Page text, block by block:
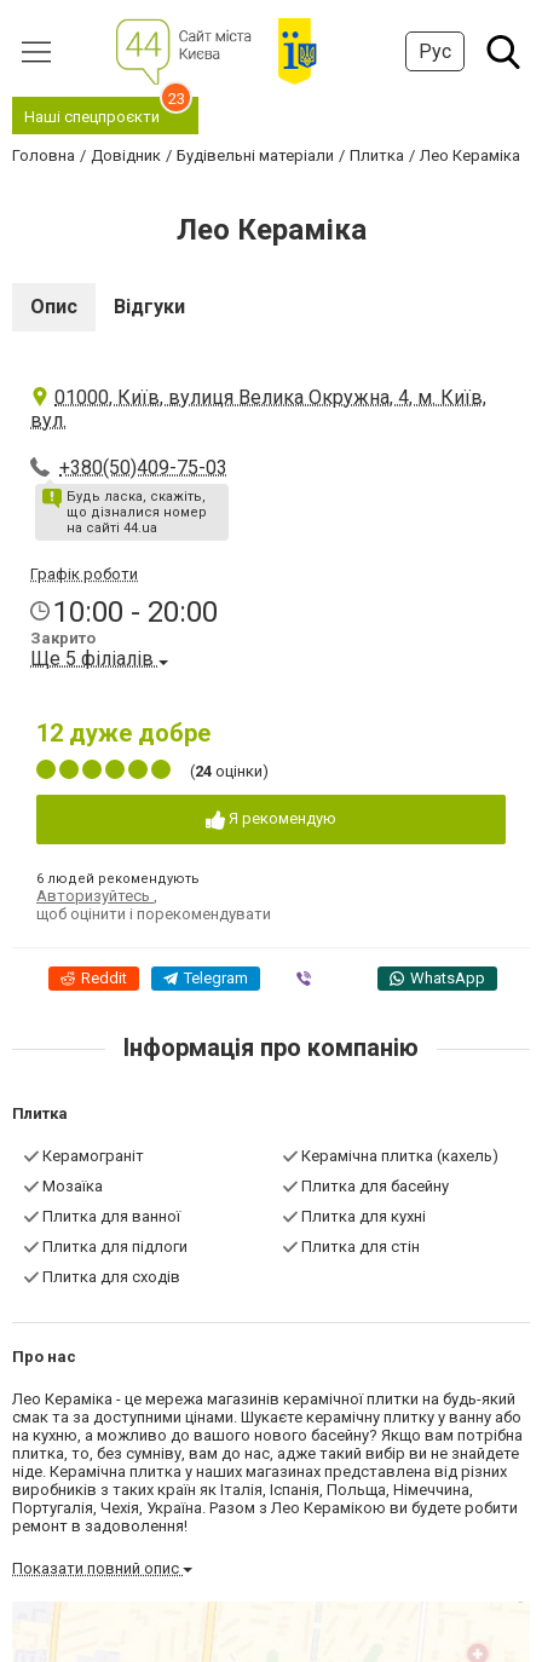
Рус
Наші спецпроєкти
23
Головна Довідник Будівельні матеріали Плитка Лео Кераміка
Лео Кераміка
Опис Відгуки
01000, Київ, вулиця Велика Окружна, 4, м. Київ,
вул.
+380(50)409-75-03
Будь ласка, скажіть,
що дізналися номер
на сайті 44.ua
Графік роботи
10:00 - 20:00
Закрито
Ще 5 філіалів
12 дуже добре
(24 оцінки)
Я рекомендую
6 людей рекомендують
Авторизуйтесь
щоб оцінити і порекомендувати
Reddit Telegram WhatsApp
Інформація про компанію
Плитка
Керамограніт
Керамічна плитка (кахель)
Мозаїка
Плитка для басейну
Плитка для ванної
Плитка для кухні
Плитка для підлоги
Плитка для стін
Плитка для сходів
Про нас
Лео Кераміка - це мережа магазинів керамічної плитки на будь-який
смак та за доступними цінами. Шукаєте керамічну плитку у ванну або
на кухню, а можливо до вашого нового басейну? Якщо вам потрібна
плитка, то, без сумніву, вам до нас, адже такий вибір ви не знайдете
ніде. Керамічна плитка у наших магазинах представлена від різних
виробників з таких країн як Італія, Іспанія, Польща, Німеччина,
Португалія, Чехія, Україна. Разом з Лео Керамікою ви будете робити
ремонт в задоволення!
Показати повний опис